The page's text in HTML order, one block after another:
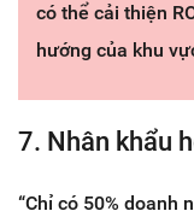
có thể cải thiện
hướng của khu
7. Nhân khẩu
“Chỉ có 50% doanh